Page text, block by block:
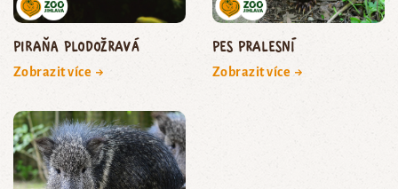
piraňa plodožravá
Zobrazit více →
pes pralesní
Zobrazit více →